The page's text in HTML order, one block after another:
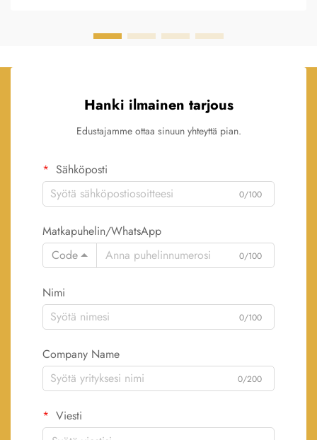
Hanki ilmainen tarjous
Edustajamme ottaa sinuun yhteyttä pian.
Sähköposti
0/100
Matkapuhelin/WhatsApp
Code
0/100
Nimi
0/100
Company Name
0/200
Viesti